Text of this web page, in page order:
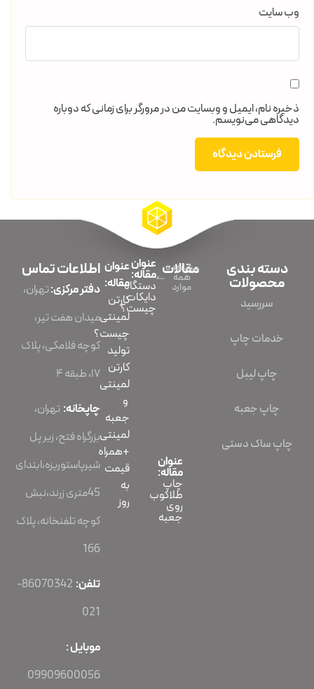
وب‌ سایت
ذخیره نام، ایمیل و وبسایت من در مرورگر برای زمانی که دوباره
دیدگاهی می‌نویسم.
دسته بندی
محصولات
سررسید
خدمات چاپ
چاپ لیبل
چاپ جعبه
چاپ ساک دستی
مقالات
مشاهده
همه
موارد
عنوان
مقاله:
چاپ
طلاکوب
روی
جعبه
عنوان
مقاله:
دستگاه
دایکات
چیست؟
عنوان
مقاله:
کارتن
لمینتی
چیست؟
تولید
کارتن
لمینتی
و
جعبه
لمینتی
+همراه
قیمت
به
روز
اطلاعات تماس
دفتر مرکزی:تهران،
میدان هفت تیر،
کوچه فلامکی، پلاک
۱۷، طبقه ۴
چاپخانه: تهران،
بزرگراه فتح، زیر پل
شیرپاستوریزه،ابتدای
45متری زرند،نبش
کوچه تلفنخانه، پلاک
166
تلفن:
86070342-
021
موبایل :
09909600056